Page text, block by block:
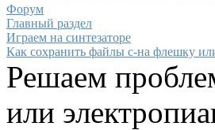
Форум
Главный раздел
Играем на синтезаторе
Как сохранить файлы с-на флешку или
Решаем
или